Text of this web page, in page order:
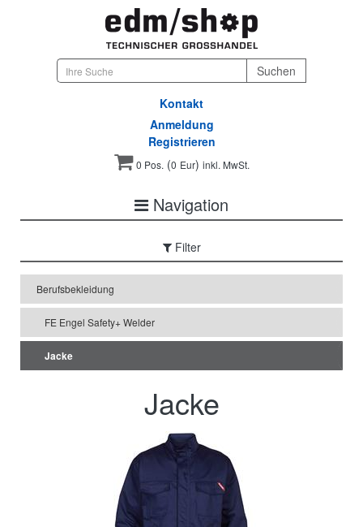
Kontakt
Anmeldung
Registrieren
0 Pos.(0 Eur) inkl. MwSt.
Navigation
Filter
Berufsbekleidung
FE Engel Safety+ Welder
Jacke
Jacke